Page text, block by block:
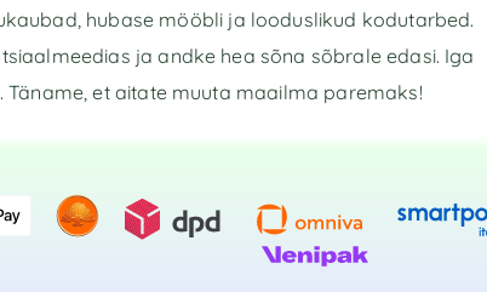
hubase mööbli ja looduslikud kodutarbed.
ja andke hea sõna sõbrale edasi. Iga
Täname, et aitate muuta maailma paremaks!